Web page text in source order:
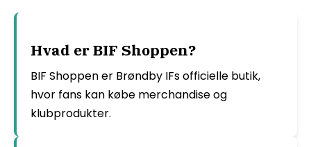
Hvad er BIF Shoppen?
BIF Shoppen er Brøndby IFs officielle butik,
hvor fans kan købe merchandise og
klubprodukter.